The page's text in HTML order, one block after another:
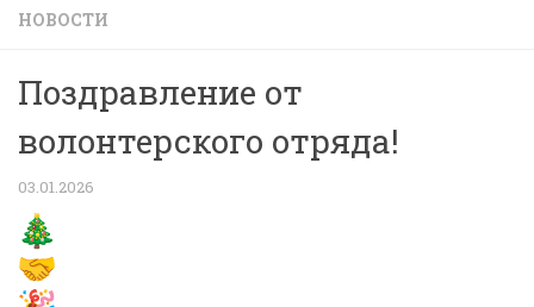
НОВОСТИ
Поздравление от
волонтерского отряда!
03.01.2026